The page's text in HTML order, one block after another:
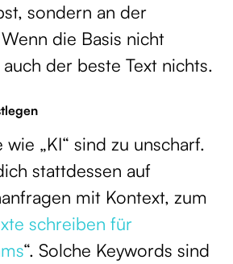
sondern an der
die Basis nicht
der beste Text nichts.
„KI“ sind zu unscharf.
stattdessen auf
mit Kontext, zum
schreiben für
“. Solche Keywords sind